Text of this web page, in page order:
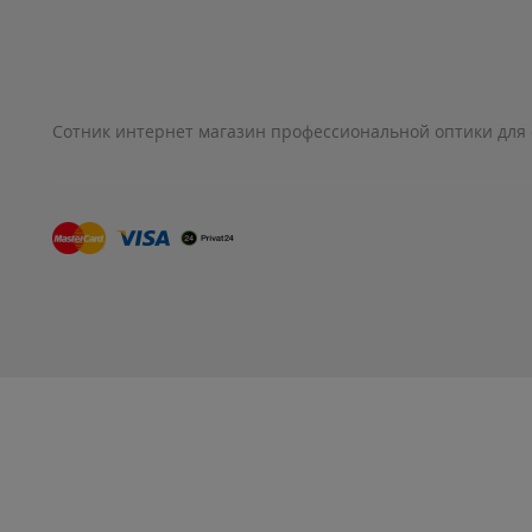
Сотник интернет магазин профессиональной оптики для